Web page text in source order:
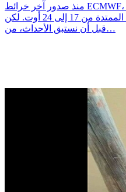
منذ صدور آخر خرائط ECMWF، انتشرت تفسيرات تقول إن تونس
ستشهد أمطارًا غزيرة خلال الفترة الممتدة من 17 إلى 24 أوت. لكن
قبل أن نستبق الأحداث، من…